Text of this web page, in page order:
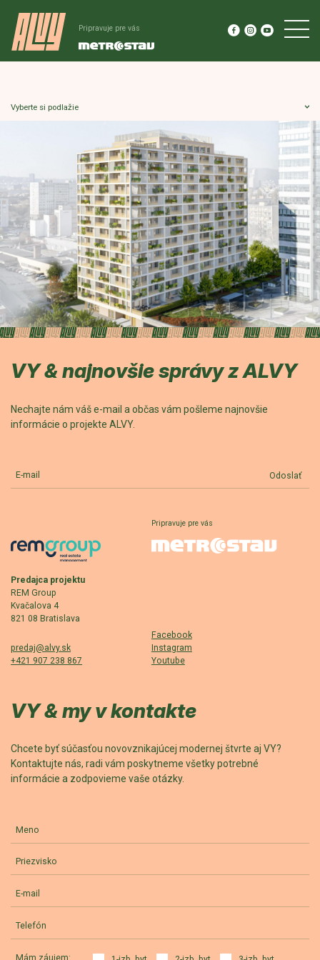
Pripravuje pre vás
VY & najnovšie správy z ALVY
Nechajte nám váš e-mail a občas vám pošleme najnovšie
informácie o projekte ALVY.
E-mail Odoslať
Predajca projektu
REM Group
Kvačalova 4
821 08 Bratislava
Pripravuje pre vás
predaj@alvy.sk
+421 907 238 867
Facebook
Instagram
Youtube
VY & my v kontakte
Chcete byť súčasťou novovznikajúcej modernej štvrte aj VY?
Kontaktujte nás, radi vám poskytneme všetky potrebné
informácie a zodpovieme vaše otázky.
Meno
Priezvisko
E-mail
Telefón